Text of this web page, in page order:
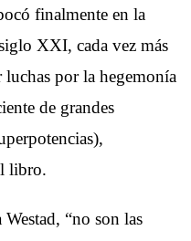
finalmente en la
XXI, cada vez más
por la hegemonía
de grandes
libro.
“no son las